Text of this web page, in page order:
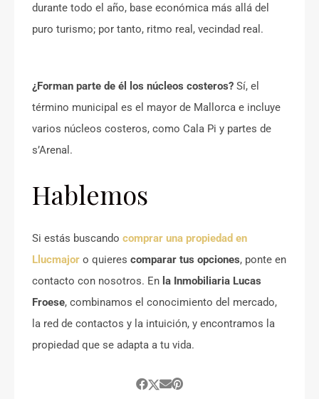
durante todo el año, base económica más allá del
puro turismo; por tanto, ritmo real, vecindad real.
¿Forman parte de él los núcleos costeros? Sí, el
término municipal es el mayor de Mallorca e incluye
varios núcleos costeros, como Cala Pi y partes de
s’Arenal.
Hablemos
Si estás buscando comprar una propiedad en
Llucmajor o quieres comparar tus opciones, ponte en
contacto con nosotros. En la Inmobiliaria Lucas
Froese, combinamos el conocimiento del mercado,
la red de contactos y la intuición, y encontramos la
propiedad que se adapta a tu vida.